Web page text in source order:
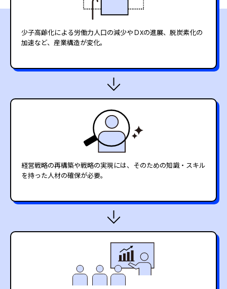
少子高齢化による労働力人口の減少やＤXの進展、脱炭素化の
加速など、産業構造が変化。
経営戦略の再構築や戦略の実現には、そのための知識・スキル
を持った人材の確保が必要。